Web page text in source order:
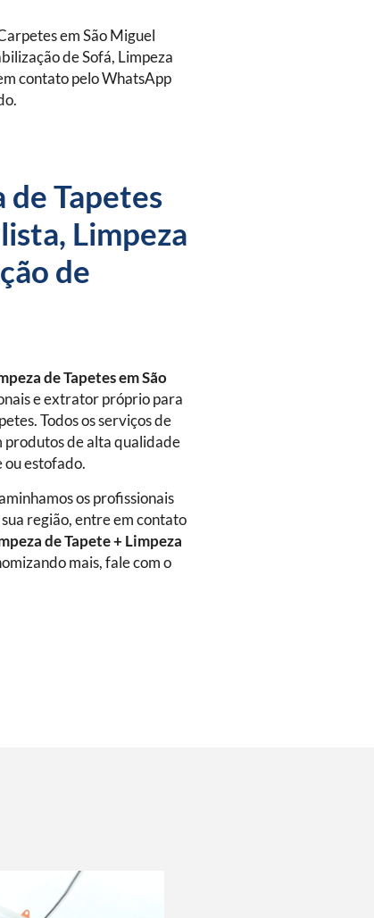
em São Miguel
de Sofá, Limpeza
contato pelo WhatsApp
de Tapetes
Limpeza
de
de Tapetesem São
e extrator próprio para
Todos os serviços de
produtos de alta qualidade
ou estofado.
os profissionais
região, entre em contato
de Tapete + Limpeza
mais, fale com o